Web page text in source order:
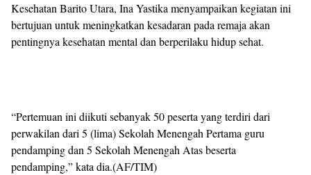
Kesehatan Barito Utara, Ina Yastika menyampaikan kegiatan ini
bertujuan untuk meningkatkan kesadaran pada remaja akan
pentingnya kesehatan mental dan berperilaku hidup sehat.
“Pertemuan ini diikuti sebanyak 50 peserta yang terdiri dari
perwakilan dari 5 (lima) Sekolah Menengah Pertama guru
pendamping dan 5 Sekolah Menengah Atas beserta
pendamping,” kata dia.(AF/TIM)